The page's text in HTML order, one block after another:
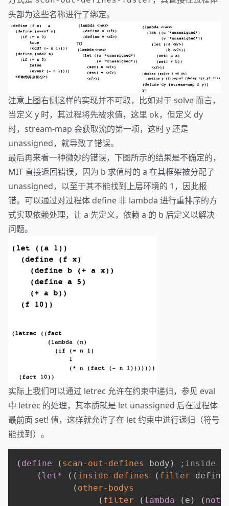
头部为这些名称进行了绑定。
注意上图右侧这样的实现并不可取，比如对于 solve 而言，
当定义 y 时，其过程将先被求值，这里 ok，但定义 dy
时，stream-map 会获取流的第一项，这时 y 还是
unassigned，就导致了错误。
最后再来看一种微妙的错误，下图所示的结果是不确定的，
MIT 直接返回错误，因为 b 求值时的 a 在其框架被分配了
unassigned，以至于其不能找到上层环境的 1，因此报
错。可以通过对过程体 define 非 lambda 进行重排序的方
式实现依赖处理，让 a 先定义，依赖 a 的 b 后定义以解决
问题。
实际上我们可以通过 letrec 允许在约束中递归，参见 eval
中 letrec 的处理，其本质就是 let unassigned 后在过程体
最前面 set! 值，这样就允许了在 let 约束中进行递归（符号
能找到）。
( define ( scan-out-defines body )
;inside
( let* ( ( inside-defines ( filter
( other-bodys
( filter ( lambda ( e ) ( not